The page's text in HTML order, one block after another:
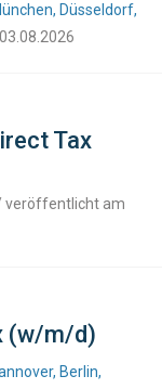
Düsseldorf,
Tax
veröffentlicht am
(w/m/d)
Berlin,